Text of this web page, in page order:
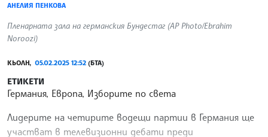
АНЕЛИЯ ПЕНКОВА
Пленарната зала на германския Бундестаг (AP Photo/Ebrahim
Noroozi)
КЬОЛН, 05.02.2025 12:52 (БТА)
ЕТИКЕТИ
Германия, Европа, Изборите по света
Лидерите на четирите водещи партии в Германия ще
участват в телевизионни дебати преди